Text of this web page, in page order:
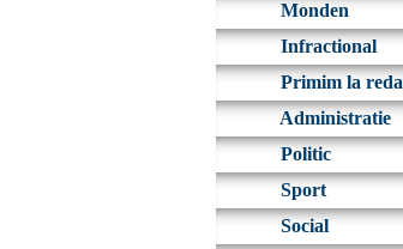
Monden
Infractional
Primim la
Administratie
Politic
Sport
Social